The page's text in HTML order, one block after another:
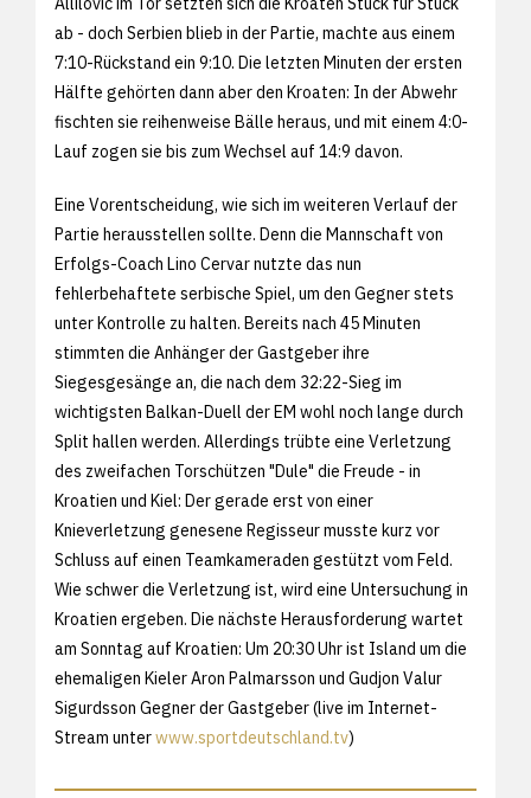
ab - doch Serbien blieb in der Partie, machte aus einem
7:10-Rückstand ein 9:10. Die letzten Minuten der ersten
Hälfte gehörten dann aber den Kroaten: In der Abwehr
fischten sie reihenweise Bälle heraus, und mit einem 4:0-
Lauf zogen sie bis zum Wechsel auf 14:9 davon.
Eine Vorentscheidung, wie sich im weiteren Verlauf der
Partie herausstellen sollte. Denn die Mannschaft von
Erfolgs-Coach Lino Cervar nutzte das nun
fehlerbehaftete serbische Spiel, um den Gegner stets
unter Kontrolle zu halten. Bereits nach 45 Minuten
stimmten die Anhänger der Gastgeber ihre
Siegesgesänge an, die nach dem 32:22-Sieg im
wichtigsten Balkan-Duell der EM wohl noch lange durch
Split hallen werden. Allerdings trübte eine Verletzung
des zweifachen Torschützen "Dule" die Freude - in
Kroatien und Kiel: Der gerade erst von einer
Knieverletzung genesene Regisseur musste kurz vor
Schluss auf einen Teamkameraden gestützt vom Feld.
Wie schwer die Verletzung ist, wird eine Untersuchung in
Kroatien ergeben. Die nächste Herausforderung wartet
am Sonntag auf Kroatien: Um 20:30 Uhr ist Island um die
ehemaligen Kieler Aron Palmarsson und Gudjon Valur
Sigurdsson Gegner der Gastgeber (live im Internet-
Stream unterwww.sportdeutschland.tv)